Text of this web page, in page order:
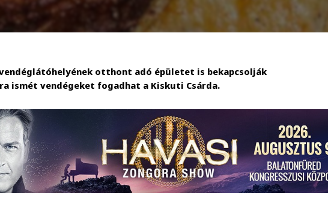
otthont adó épületet is bekapcsolják
ra ismét vendégeket fogadhat a Kiskuti Csárda.